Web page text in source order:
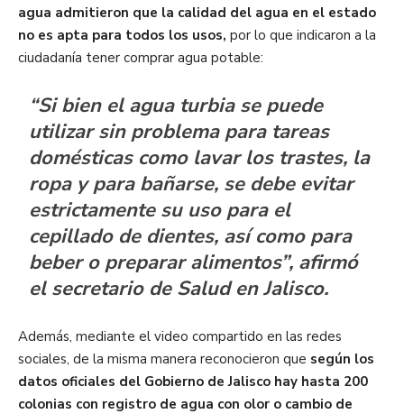
agua admitieron que la calidad del agua en el estado
no es apta para todos los usos, por lo que indicaron a la
ciudadanía tener comprar agua potable:
“Si bien el agua turbia se puede
utilizar sin problema para tareas
domésticas como lavar los trastes, la
ropa y para bañarse, se debe evitar
estrictamente su uso para el
cepillado de dientes, así como para
beber o preparar alimentos”, afirmó
el secretario de Salud en Jalisco.
Además, mediante el video compartido en las redes
sociales, de la misma manera reconocieron que según los
datos oficiales del Gobierno de Jalisco hay hasta 200
colonias con registro de agua con olor o cambio de